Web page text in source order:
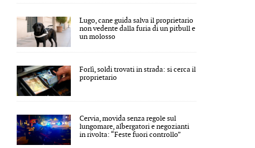
Lugo, cane guida salva il proprietario
non vedente dalla furia di un pitbull e
un molosso
Forlì, soldi trovati in strada: si cerca il
proprietario
Cervia, movida senza regole sul
lungomare, albergatori e negozianti
in rivolta: “Feste fuori controllo”